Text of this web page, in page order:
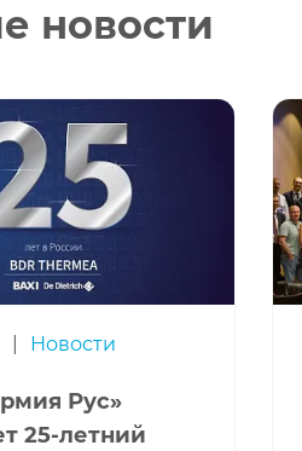
новости
Новости
Рус»
25-летний